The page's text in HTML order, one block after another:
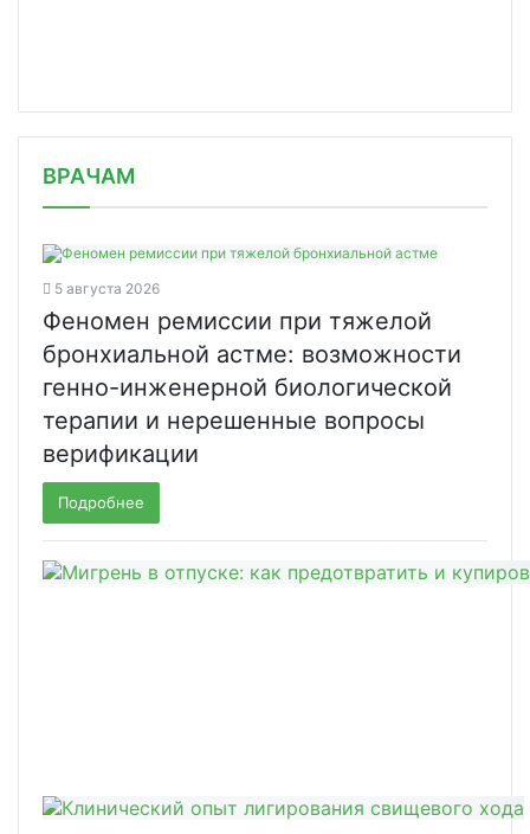
ВРАЧАМ
5 августа 2026
Феномен ремиссии при тяжелой
бронхиальной астме: возможности
генно-инженерной биологической
терапии и нерешенные вопросы
верификации
Подробнее